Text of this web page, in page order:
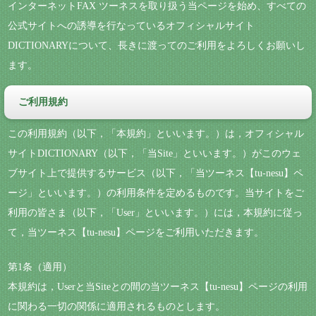
インターネットFAX ツーネスを取り扱う当ページを始め、すべての
公式サイトへの誘導を行なっているオフィシャルサイト
DICTIONARYについて、長きに渡ってのご利用をよろしくお願いし
ます。
ご利用規約
この利用規約（以下，「本規約」といいます。）は，オフィシャル
サイトDICTIONARY（以下，「当Site」といいます。）がこのウェ
ブサイト上で提供するサービス（以下，「当ツーネス【tu-nesu】ペ
ージ」といいます。）の利用条件を定めるものです。当サイトをご
利用の皆さま（以下，「User」といいます。）には，本規約に従っ
て，当ツーネス【tu-nesu】ページをご利用いただきます。
第1条（適用）
本規約は，Userと当Siteとの間の当ツーネス【tu-nesu】ページの利用
に関わる一切の関係に適用されるものとします。